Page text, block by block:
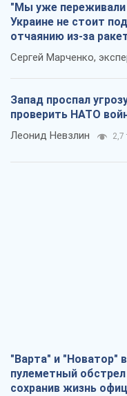
"Мы уже переживали
Украине не стоит
отчаянию из-за
Сергей Марченко,
Запад проспал
проверить НАТО
Леонид Невзлин 2,7
"Варта" и "Новатор"
пулеметный
сохранив жизнь